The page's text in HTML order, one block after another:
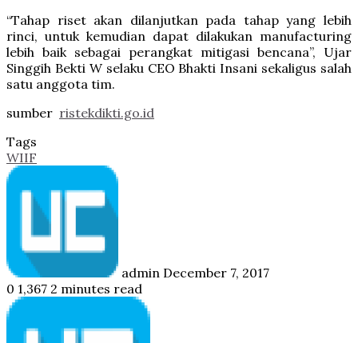
“Tahap riset akan dilanjutkan pada tahap yang lebih
rinci, untuk kemudian dapat dilakukan manufacturing
lebih baik sebagai perangkat mitigasi bencana”, Ujar
Singgih Bekti W selaku CEO Bhakti Insani sekaligus salah
satu anggota tim.
sumber ristekdikti.go.id
Tags
WIIF
admin December 7, 2017
0 1,367 2 minutes read